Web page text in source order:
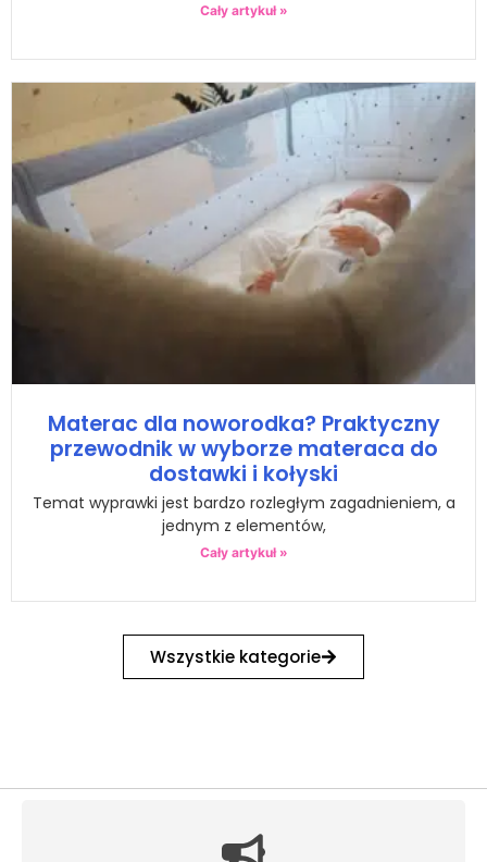
Cały artykuł »
Materac dla noworodka? Praktyczny
przewodnik w wyborze materaca do
dostawki i kołyski
Temat wyprawki jest bardzo rozległym zagadnieniem, a
jednym z elementów,
Cały artykuł »
Wszystkie kategorie